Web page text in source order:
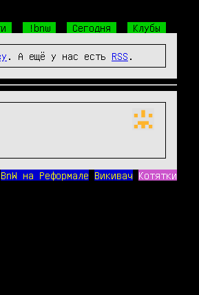
!bnw Сегодня Клубы
. А ещё у нас есть RSS
BnW на Реформале Викивач Котятки